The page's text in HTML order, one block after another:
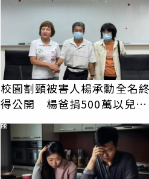
校園割頸被害人楊承勳全名
得公開 楊爸捐500萬以兒名
PR